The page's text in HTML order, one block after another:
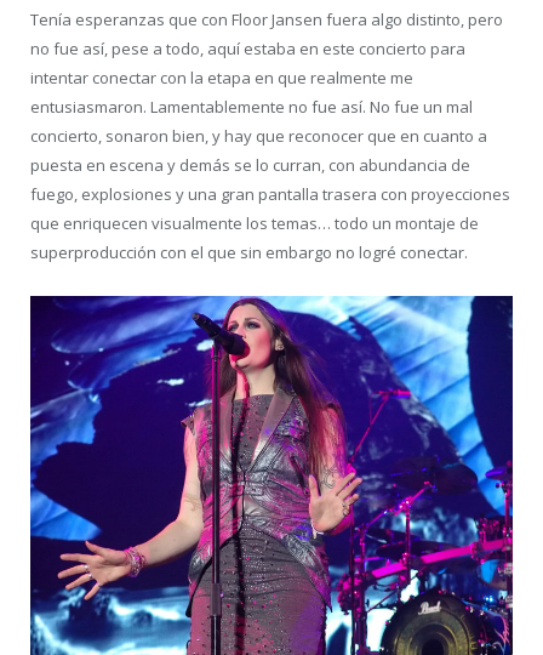
Tenía esperanzas que con Floor Jansen fuera algo distinto, pero
no fue así, pese a todo, aquí estaba en este concierto para
intentar conectar con la etapa en que realmente me
entusiasmaron. Lamentablemente no fue así. No fue un mal
concierto, sonaron bien, y hay que reconocer que en cuanto a
puesta en escena y demás se lo curran, con abundancia de
fuego, explosiones y una gran pantalla trasera con proyecciones
que enriquecen visualmente los temas… todo un montaje de
superproducción con el que sin embargo no logré conectar.